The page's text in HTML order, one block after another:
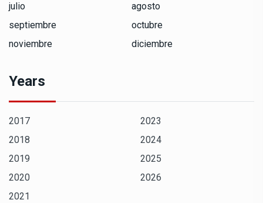
julio
agosto
septiembre
octubre
noviembre
diciembre
Years
2017
2018
2019
2020
2021
2023
2024
2025
2026